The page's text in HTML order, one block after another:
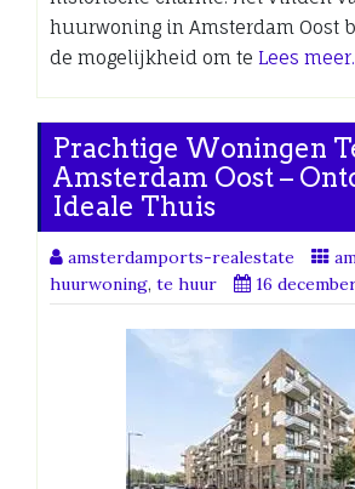
huurwoning in Amsterdam Oost
de mogelijkheid om te Lees
Prachtige Woningen
Amsterdam Oost –
Ideale Thuis
amsterdamports-realestate
huurwoning, te huur 16